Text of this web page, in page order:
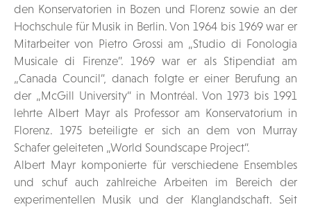
den Konservatorien in Bozen und Florenz sowie an der
Hochschule für Musik in Berlin. Von 1964 bis 1969 war er
Mitarbeiter von Pietro Grossi am „Studio di Fonologia
Musicale di Firenze”. 1969 war er als Stipendiat am
„Canada Council“, danach folgte er einer Berufung an
der „McGill University“ in Montréal. Von 1973 bis 1991
lehrte Albert Mayr als Professor am Konservatorium in
Florenz. 1975 beteiligte er sich an dem von Murray
Schafer geleiteten „World Soundscape Project“.
Albert Mayr komponierte für verschiedene Ensembles
und schuf auch zahlreiche Arbeiten im Bereich der
experimentellen Musik und der Klanglandschaft. Seit